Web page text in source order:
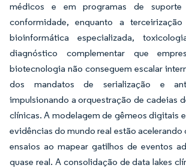
médicos e em programas de
conformidade, enquanto a
bioinformática especializada,
diagnóstico complementar que
biotecnologia não conseguem escalar
dos mandatos de serialização e
impulsionando a orquestração de cadeias
clínicas. A modelagem de gêmeos digitais
evidências do mundo real estão acelerando
ensaios ao mapear gatilhos de eventos
quase real. A consolidação de data lakes